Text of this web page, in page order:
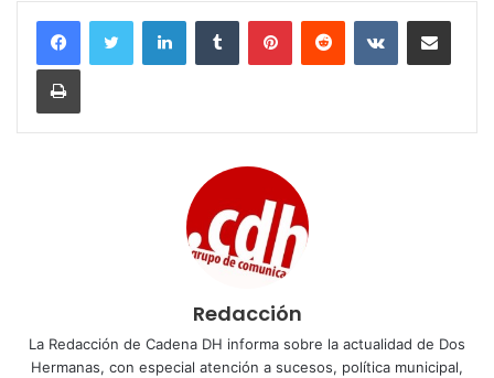
LinkedInTumblr PinterestReddit VKontakteCompartir por
Imprimir
Redacción
La Redacción de Cadena DH informa sobre la actualidad de Dos
Hermanas, con especial atención a sucesos, política municipal,